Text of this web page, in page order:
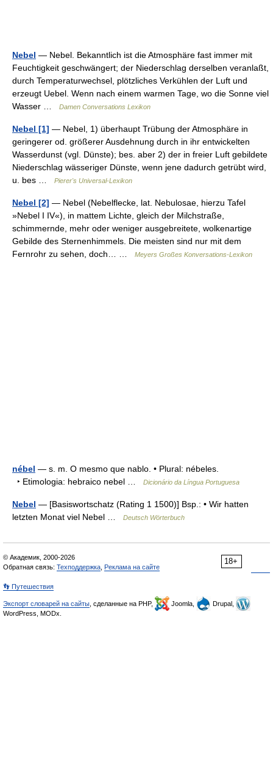
Nebel — Nebel. Bekanntlich ist die Atmosphäre fast immer mit
Feuchtigkeit geschwängert; der Niederschlag derselben veranlaßt,
durch Temperaturwechsel, plötzliches Verkühlen der Luft und
erzeugt Uebel. Wenn nach einem warmen Tage, wo die Sonne viel
Wasser …
Damen Conversations Lexikon
Nebel [1] — Nebel, 1) überhaupt Trübung der Atmosphäre in
geringerer od. größerer Ausdehnung durch in ihr entwickelten
Wasserdunst (vgl. Dünste); bes. aber 2) der in freier Luft gebildete
Niederschlag wässeriger Dünste, wenn jene dadurch getrübt wird,
u. bes …
Pierer's Universal-Lexikon
Nebel [2] — Nebel (Nebelflecke, lat. Nebulosae, hierzu Tafel
»Nebel I IV«), in mattem Lichte, gleich der Milchstraße,
schimmernde, mehr oder weniger ausgebreitete, wolkenartige
Gebilde des Sternenhimmels. Die meisten sind nur mit dem
Fernrohr zu sehen, doch… …
Meyers Großes Konversations-Lexikon
nébel — s. m. O mesmo que nablo. • Plural: nébeles.
‣ Etimologia: hebraico nebel …
Dicionário da Língua Portuguesa
Nebel — [Basiswortschatz (Rating 1 1500)] Bsp.: • Wir hatten
letzten Monat viel Nebel …
Deutsch Wörterbuch
18+
© Академик, 2000-2026
Обратная связь: Техподдержка Реклама на сайте
👣 Путешествия
Экспорт словарей на сайты , сделанные на PHP, Joomla,
Drupal,
WordPress, MODx.